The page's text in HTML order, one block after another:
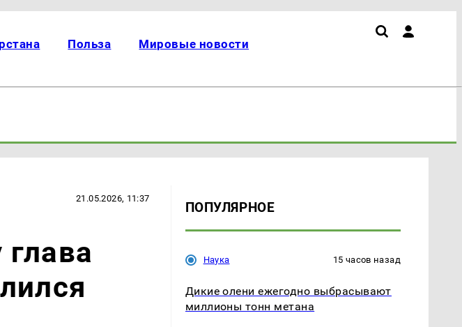
Польза Мировые новости
21.05.2026, 11:37
ПОПУЛЯРНОЕ
Наука 15 часов назад
Дикие олени ежегодно выбрасывают
миллионы тонн метана